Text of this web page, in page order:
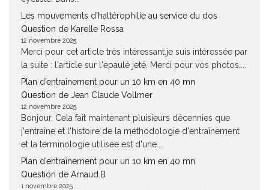
Les mouvements d’haltérophilie au service du dos
Question de Karelle Rossa
12 novembre 2025
Merci pour cet article très intéressant.je suis intéressée par
la suite : l'article sur l'epaulé jeté. Merci pour vos photos,...
Plan d’entraînement pour un 10 km en 40 mn
Question de Jean Claude Vollmer
12 novembre 2025
Bonjour, Cela fait maintenant pluisieurs décennies que
j'entraîne et l'histoire de la méthodologie d'entraînement
et la terminologie utilisée est d'une...
Plan d’entraînement pour un 10 km en 40 mn
Question de Arnaud.B
1 novembre 2025